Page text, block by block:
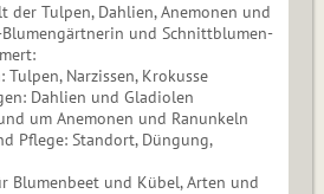
der Tulpen, Dahlien, Anemonen und
und Schnittblumen-
Narzissen, Krokusse
Dahlien und Gladiolen
um Anemonen und Ranunkeln
Pflege: Standort, Düngung,
Blumenbeet und Kübel, Arten und